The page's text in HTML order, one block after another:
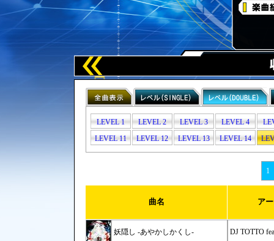
LEVEL 1 LEVEL 2 LEVEL 3 LEVEL 4
LEVEL 11
LEVEL 12 LEVEL 13 LEVEL 14
1
曲名 ア
妖隠し -あやかしかくし- DJ TOTTO